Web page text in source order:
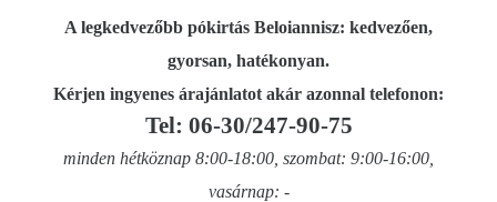
A legkedvezőbb pókirtás Beloiannisz: kedvezően,
gyorsan, hatékonyan.
Kérjen ingyenes árajánlatot akár azonnal telefonon:
Tel: 06-30/247-90-75
minden hétköznap 8:00-18:00, szombat: 9:00-16:00,
vasárnap: -